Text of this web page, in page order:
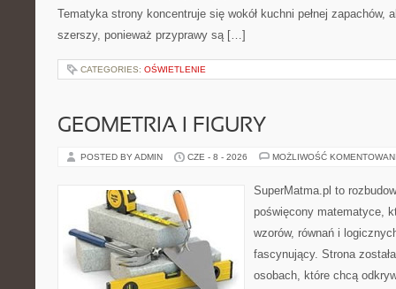
Tematyka strony koncentruje się wokół kuchni pełnej zapachów,
szerszy, ponieważ przyprawy są […]
CATEGORIES: OŚWIETLENIE
GEOMETRIA I FIGURY
POSTED BY ADMIN CZE - 8 - 2026 MOŻLIWOŚĆ
SuperMatma.pl to
poświęcony matematyce,
wzorów, równań i
fascynujący. Strona
osobach, które chcą